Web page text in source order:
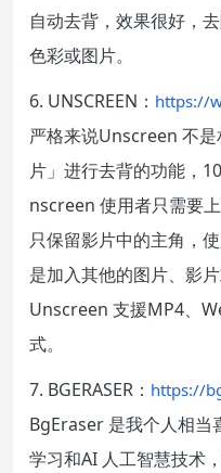
自动去背，效果很好，
色彩或图片。
6. UNSCREEN： https://
严格来说Unscreen 不
片」进行去背的功能，
nscreen 使用者只需要
只保留影片中的主角，
是加入其他的图片、影
Unscreen 支援MP4、
式。
7. BGERASER： https://
BgEraser 是我个人相当
学习和AI 人工智慧技术